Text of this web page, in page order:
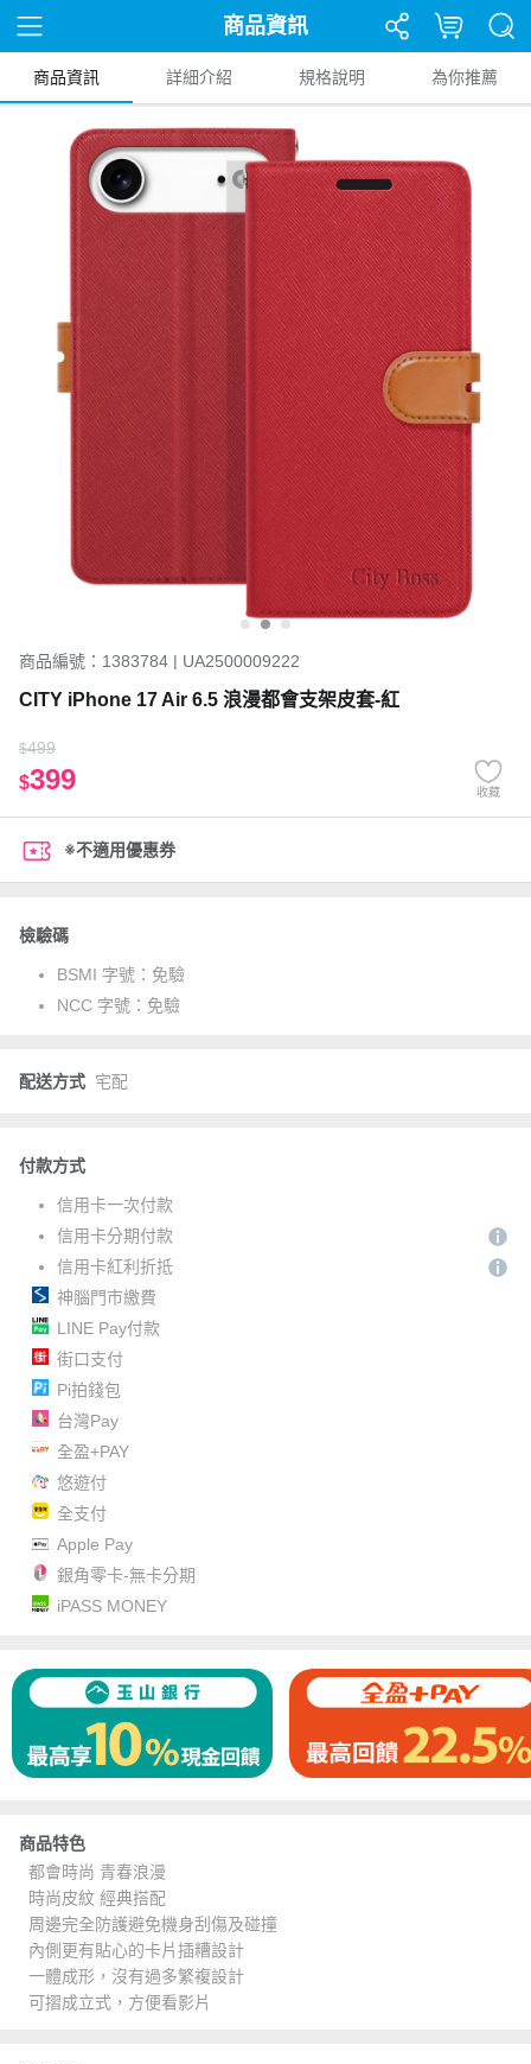
商品資訊
商品資訊 詳細介紹 規格說明 為你推薦
商品編號：1383784 | UA2500009222
CITY iPhone 17 Air 6.5 浪漫都會支架皮套-紅
$499
$399 收藏
※不適用優惠券
檢驗碼
BSMI 字號： 免驗
NCC 字號： 免驗
配送方式 宅配
付款方式
信用卡一次付款
信用卡分期付款
信用卡紅利折抵
神腦門市繳費
LINE Pay付款
街口支付
Pi拍錢包
台灣Pay
全盈+PAY
悠遊付
全支付
Apple Pay
銀角零卡-無卡分期
iPASS MONEY
商品特色
都會時尚 青春浪漫
時尚皮紋 經典搭配
周邊完全防護避免機身刮傷及碰撞
內側更有貼心的卡片插糟設計
一體成形，沒有過多繁複設計
可摺成立式，方便看影片